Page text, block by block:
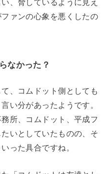
、脅しているように見え
ァンの心象を悪くしたの
なかった？
、コムドット側としても
い分があったようです。
所、コムドット、平成フ
いとしていたものの、そ
った具合ですね。